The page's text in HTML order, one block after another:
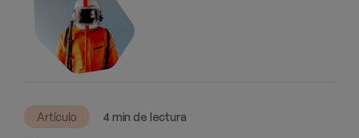
Artículo 4 min de lectura